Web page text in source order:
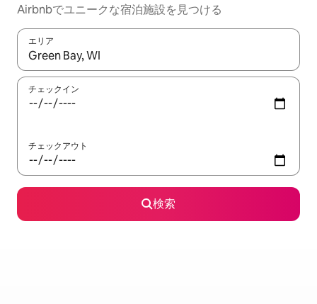
Airbnbでユニークな宿泊施設を見つける
エリア
検索結果が表示されたら、上下の矢印キーを使って移動するか
チェックイン
チェックアウト
検索